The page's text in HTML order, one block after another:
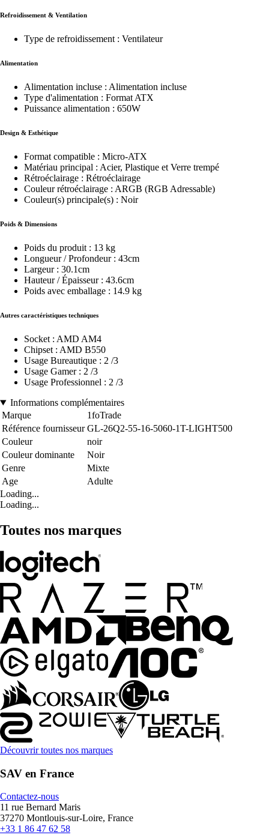
Refroidissement & Ventilation
Type de refroidissement : Ventilateur
Alimentation
Alimentation incluse : Alimentation incluse
Type d'alimentation : Format ATX
Puissance alimentation : 650W
Design & Esthétique
Format compatible : Micro-ATX
Matériau principal : Acier, Plastique et Verre trempé
Rétroéclairage : Rétroéclairage
Couleur rétroéclairage : ARGB (RGB Adressable)
Couleur(s) principale(s) : Noir
Poids & Dimensions
Poids du produit : 13 kg
Longueur / Profondeur : 43cm
Largeur : 30.1cm
Hauteur / Épaisseur : 43.6cm
Poids avec emballage : 14.9 kg
Autres caractéristiques techniques
Socket : AMD AM4
Chipset : AMD B550
Usage Bureautique : 2 /3
Usage Gamer : 2 /3
Usage Professionnel : 2 /3
Informations complémentaires
Marque
1foTrade
Référence fournisseur GL-26Q2-55-16-5060-1T-LIGHT500
Couleur
noir
Couleur dominante
Noir
Genre
Mixte
Age
Adulte
Loading...
Loading...
Toutes nos marques
Découvrir toutes nos marques
SAV en France
Contactez-nous
11 rue Bernard Maris
37270 Montlouis-sur-Loire, France
+33 1 86 47 62 58